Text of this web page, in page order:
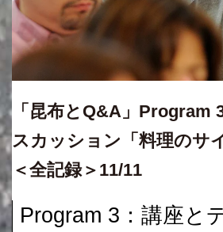
「昆布とQ&A」Program
スカッション「料理のサ
＜全記録＞11/11
Program 3：講座と